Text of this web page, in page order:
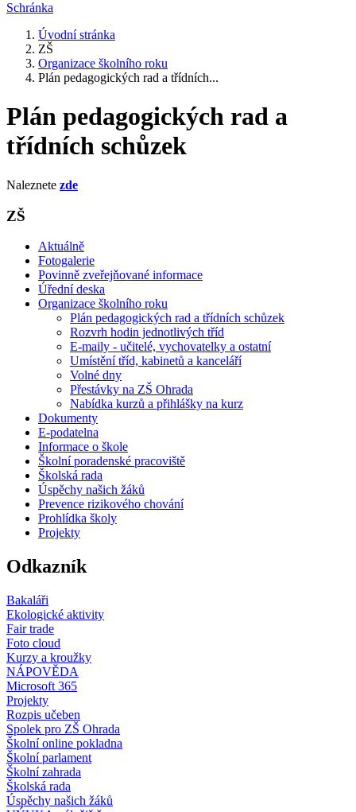
Schránka
Úvodní stránka
ZŠ
Organizace školního roku
Plán pedagogických rad a třídních...
Plán pedagogických rad a
třídních schůzek
Naleznete zde
ZŠ
Aktuálně
Fotogalerie
Povinně zveřejňované informace
Úřední deska
Organizace školního roku
Plán pedagogických rad a třídních schůzek
Rozvrh hodin jednotlivých tříd
E-maily - učitelé, vychovatelky a ostatní
Umístění tříd, kabinetů a kanceláří
Volné dny
Přestávky na ZŠ Ohrada
Nabídka kurzů a přihlášky na kurz
Dokumenty
E-podatelna
Informace o škole
Školní poradenské pracoviště
Školská rada
Úspěchy našich žáků
Prevence rizikového chování
Prohlídka školy
Projekty
Odkazník
Bakaláři
Ekologické aktivity
Fair trade
Foto cloud
Kurzy a kroužky
NÁPOVĚDA
Microsoft 365
Projekty
Rozpis učeben
Spolek pro ZŠ Ohrada
Školní online pokladna
Školní parlament
Školní zahrada
Školská rada
Úspěchy našich žáků